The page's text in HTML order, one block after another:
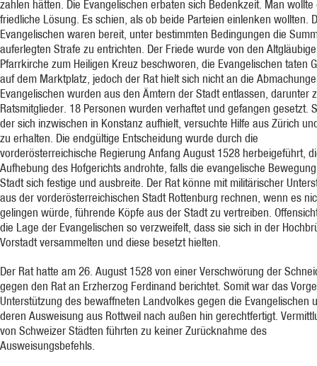
zahlen hätten. Die Evangelischen erbaten sich Bedenkzeit. Man wollte
friedliche Lösung. Es schien, als ob beide Parteien einlenken wollten.
Evangelischen waren bereit, unter bestimmten Bedingungen die
auferlegten Strafe zu entrichten. Der Friede wurde von den
Pfarrkirche zum Heiligen Kreuz beschworen, die Evangelischen taten
auf dem Marktplatz, jedoch der Rat hielt sich nicht an die
Evangelischen wurden aus den Ämtern der Stadt entlassen, darunter
Ratsmitglieder. 18 Personen wurden verhaftet und gefangen gesetzt.
der sich inzwischen in Konstanz aufhielt, versuchte Hilfe aus Zürich
zu erhalten. Die endgültige Entscheidung wurde durch die
vorderösterreichische Regierung Anfang August 1528 herbeigeführt,
Aufhebung des Hofgerichts androhte, falls die evangelische
Stadt sich festige und ausbreite. Der Rat könne mit militärischer
aus der vorderösterreichischen Stadt Rottenburg rechnen, wenn es
gelingen würde, führende Köpfe aus der Stadt zu vertreiben.
die Lage der Evangelischen so verzweifelt, dass sie sich in der
Vorstadt versammelten und diese besetzt hielten.
Der Rat hatte am 26. August 1528 von einer Verschwörung der
gegen den Rat an Erzherzog Ferdinand berichtet. Somit war das
Unterstützung des bewaffneten Landvolkes gegen die Evangelischen
deren Ausweisung aus Rottweil nach außen hin gerechtfertigt.
von Schweizer Städten führten zu keiner Zurücknahme des
Ausweisungsbefehls.